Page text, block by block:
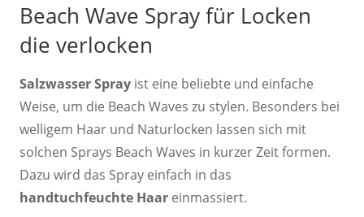
Beach Wave Spray für Locken
die verlocken
Salzwasser Spray ist eine beliebte und einfache
Weise, um die Beach Waves zu stylen. Besonders bei
welligem Haar und Naturlocken lassen sich mit
solchen Sprays Beach Waves in kurzer Zeit formen.
Dazu wird das Spray einfach in das
handtuchfeuchte Haar einmassiert.